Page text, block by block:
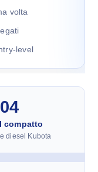
volta
level
compatto
diesel Kubota